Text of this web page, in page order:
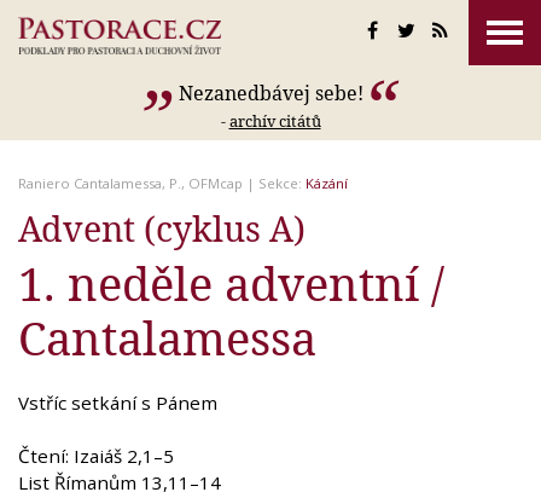
Nezanedbávej sebe!
-archív citátů
Raniero Cantalamessa, P., OFMcap | Sekce: Kázání
Advent (cyklus A)
1. neděle adventní /
Cantalamessa
Vstříc setkání s Pánem
Čtení: Izaiáš 2,1–5
List Římanům 13,11–14